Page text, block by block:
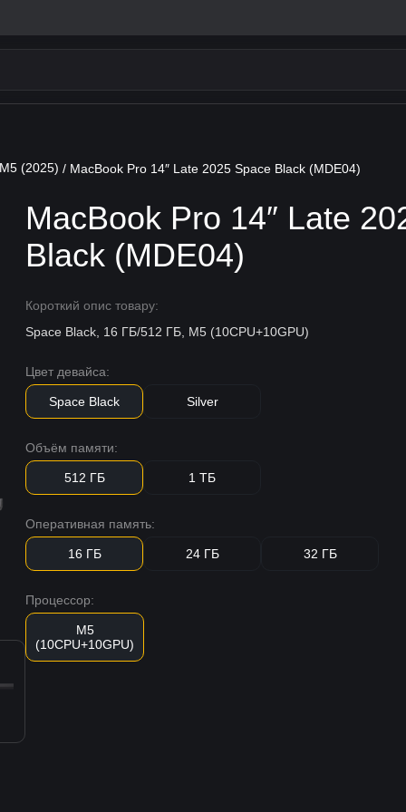
(2025) / MacBook Pro 14″ Late 2025 Space Black (MDE04)
MacBook Pro 14″ Late
Black (MDE04)
Короткий опис товару:
Space Black, 16 ГБ/512 ГБ, M5 (10CPU+10GPU)
Цвет девайса:
Space Black Silver
Объём памяти:
512 ГБ 1 ТБ
Оперативная память:
16 ГБ 24 ГБ 32 ГБ
Процессор:
M5
(10CPU+10GPU)